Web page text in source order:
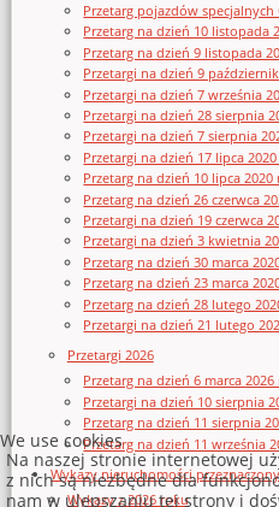
Przetarg pojazdów specjalnych
Przetarg na dzień 10 listopada
Przetarg na dzień 9 listopada
Przetargi na dzień 9
Przetargi na dzień 7 września
Przetargi na dzień 28 sierpnia
Przetargi na dzień 7 sierpnia
Przetargi na dzień 17 lipca
Przetarg na dzień 10 lipca 2020
Przetarg na dzień 26 czerwca
Przetargi na dzień 19 czerwca
Przetargi na dzień 3 kwietnia
Przetarg na dzień 30 marca
Przetarg na dzień 23 marca
Przetarg na dzień 28 lutego
Przetargi na dzień 21 lutego
Przetargi 2026
Przetarg na dzień 6 marca 2026
Przetargi na dzień 10 sierpnia
Przetarg na dzień 11 sierpnia
Przetarg na dzień 11 września
Wykazy nieruchomości
Wykazy z 2026 roku
We use cookies
Na naszej stronie internetowej
z nich są niezbędne dla
nam w ulepszaniu tej strony i